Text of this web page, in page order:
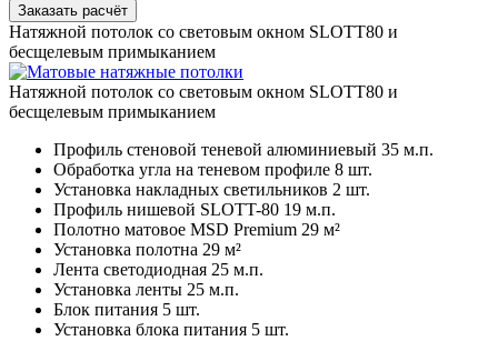
Заказать расчёт
Натяжной потолок со световым окном SLOTT80 и
бесщелевым примыканием
Натяжной потолок со световым окном SLOTT80 и
бесщелевым примыканием
Профиль стеновой теневой алюминиевый 35 м.п.
Обработка угла на теневом профиле 8 шт.
Установка накладных светильников 2 шт.
Профиль нишевой SLOTT-80 19 м.п.
Полотно матовое MSD Premium 29 м²
Установка полотна 29 м²
Лента светодиодная 25 м.п.
Установка ленты 25 м.п.
Блок питания 5 шт.
Установка блока питания 5 шт.